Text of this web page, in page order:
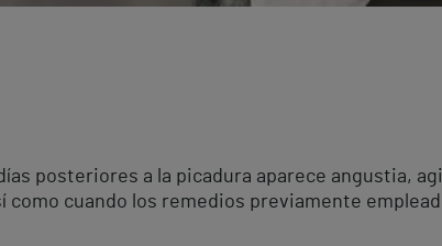
posteriores a la picadura aparece angustia,
como cuando los remedios previamente